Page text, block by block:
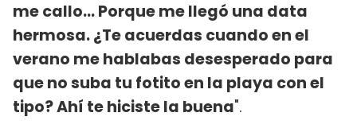
me callo... Porque me llegó una data
hermosa. ¿Te acuerdas cuando en el
verano me hablabas desesperado para
que no suba tu fotito en la playa con el
tipo? Ahí te hiciste la buena".